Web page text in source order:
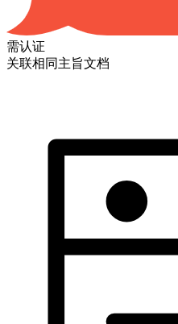
需认证
关联相同主旨文档